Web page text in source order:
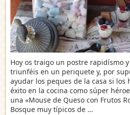
Hoy os traigo un postre rapidísmo
triunféis en un periquete y, por
ayudar los peques de la casa si los
éxito en la cocina como súper
una «Mouse de Queso con Frutos
Bosque muy típicos de …